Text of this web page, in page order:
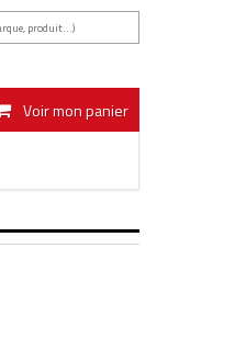
produit...)
Voir mon panier